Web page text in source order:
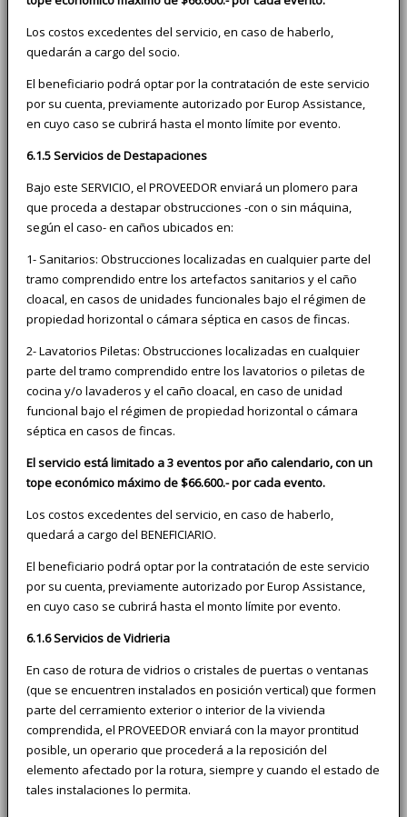
Los costos excedentes del servicio, en caso de haberlo,
quedarán a cargo del socio.
El beneficiario podrá optar por la contratación de este servicio
por su cuenta, previamente autorizado por Europ Assistance,
en cuyo caso se cubrirá hasta el monto límite por evento.
6.1.5 Servicios de Destapaciones
Bajo este SERVICIO, el PROVEEDOR enviará un plomero para
que proceda a destapar obstrucciones -con o sin máquina,
según el caso- en caños ubicados en:
1- Sanitarios: Obstrucciones localizadas en cualquier parte del
tramo comprendido entre los artefactos sanitarios y el caño
cloacal, en casos de unidades funcionales bajo el régimen de
propiedad horizontal o cámara séptica en casos de fincas.
2- Lavatorios Piletas: Obstrucciones localizadas en cualquier
parte del tramo comprendido entre los lavatorios o piletas de
cocina y/o lavaderos y el caño cloacal, en caso de unidad
funcional bajo el régimen de propiedad horizontal o cámara
séptica en casos de fincas.
El servicio está limitado a 3 eventos por año calendario, con un
tope económico máximo de $66.600.- por cada evento.
Los costos excedentes del servicio, en caso de haberlo,
quedará a cargo del BENEFICIARIO.
El beneficiario podrá optar por la contratación de este servicio
por su cuenta, previamente autorizado por Europ Assistance,
en cuyo caso se cubrirá hasta el monto límite por evento.
6.1.6 Servicios de Vidrieria
En caso de rotura de vidrios o cristales de puertas o ventanas
(que se encuentren instalados en posición vertical) que formen
parte del cerramiento exterior o interior de la vivienda
comprendida, el PROVEEDOR enviará con la mayor prontitud
posible, un operario que procederá a la reposición del
elemento afectado por la rotura, siempre y cuando el estado de
tales instalaciones lo permita.